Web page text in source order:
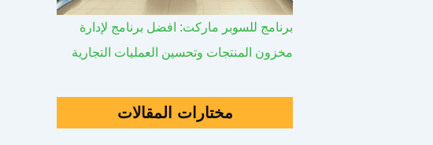
برنامج للسوبر ماركت: افضل برنامج لإدارة
مخزون المنتجات وتحسين العمليات التجارية
مختارات المقالات